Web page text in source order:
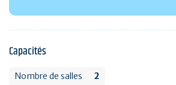
Capacités
Nombre de salles 2